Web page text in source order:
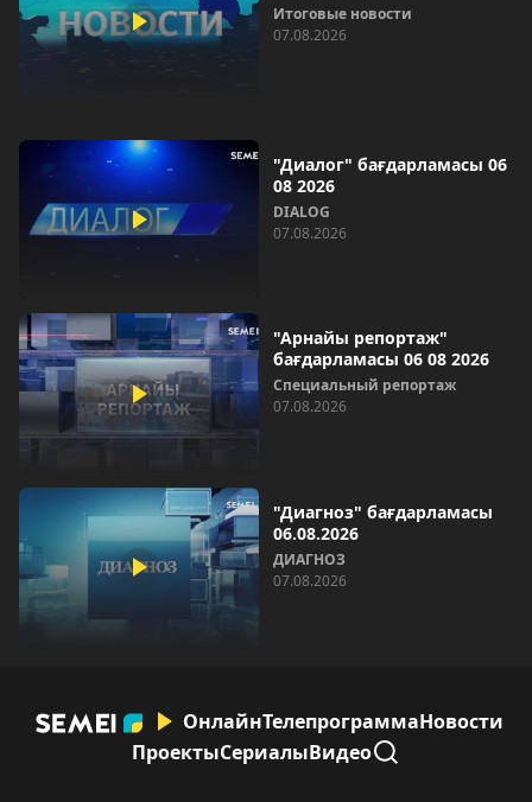
Итоговые новости
07.08.2026
"Диалог" бағдарламасы 06
08 2026
DIALOG
07.08.2026
"Арнайы репортаж"
бағдарламасы 06 08 2026
Специальный репортаж
07.08.2026
"Диагноз" бағдарламасы
06.08.2026
ДИАГНОЗ
07.08.2026
ОнлайнТелепрограммаНовости
ПроектыСериалыВидео